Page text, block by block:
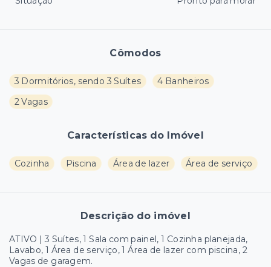
Cômodos
3 Dormitórios, sendo 3 Suítes
4 Banheiros
2 Vagas
Características do Imóvel
Cozinha Piscina Área de lazer Área de serviço
Descrição do imóvel
ATIVO | 3 Suítes, 1 Sala com painel, 1 Cozinha planejada,
Lavabo, 1 Área de serviço, 1 Área de lazer com piscina, 2
Vagas de garagem.